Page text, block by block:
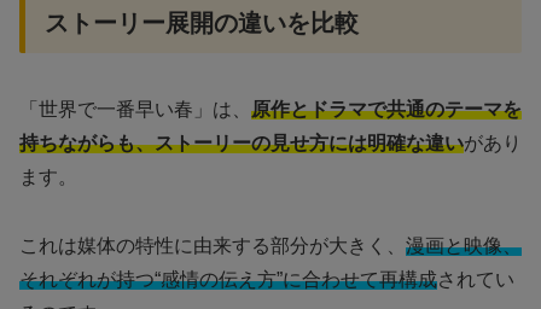
ストーリー展開の違いを比較
「世界で一番早い春」は、 原作とドラマで共通のテーマを
持ちながらも、ストーリーの見せ方には明確な違いがあり
ます。
これは媒体の特性に由来する部分が大きく、 漫画と映像、
それぞれが持つ“感情の伝え方”に合わせて再構成されてい